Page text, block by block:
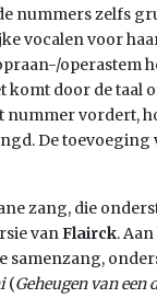
nummers zelfs
vocalen voor
operastem
komt door de taal
nummer vordert,
De toevoeging
zang, die
vanFlairck.
samenzang,
(Geheugen van een